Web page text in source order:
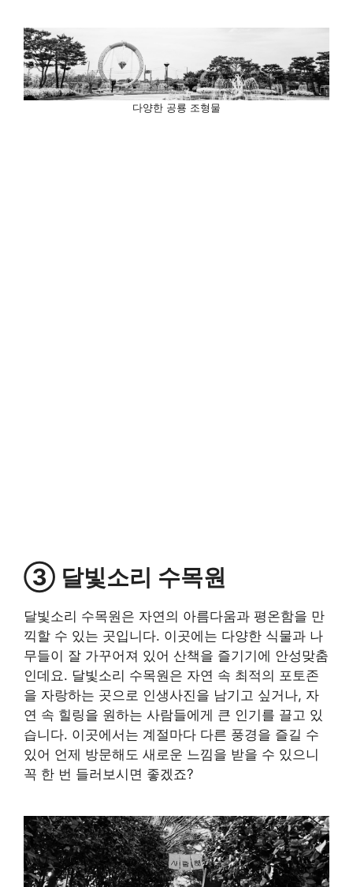
다양한 공룡 조형물
③ 달빛소리 수목원
달빛소리 수목원은 자연의 아름다움과 평온함을 만
끽할 수 있는 곳입니다. 이곳에는 다양한 식물과 나
무들이 잘 가꾸어져 있어 산책을 즐기기에 안성맞춤
인데요. 달빛소리 수목원은 자연 속 최적의 포토존
을 자랑하는 곳으로 인생사진을 남기고 싶거나, 자
연 속 힐링을 원하는 사람들에게 큰 인기를 끌고 있
습니다. 이곳에서는 계절마다 다른 풍경을 즐길 수
있어 언제 방문해도 새로운 느낌을 받을 수 있으니
꼭 한 번 들러보시면 좋겠죠?